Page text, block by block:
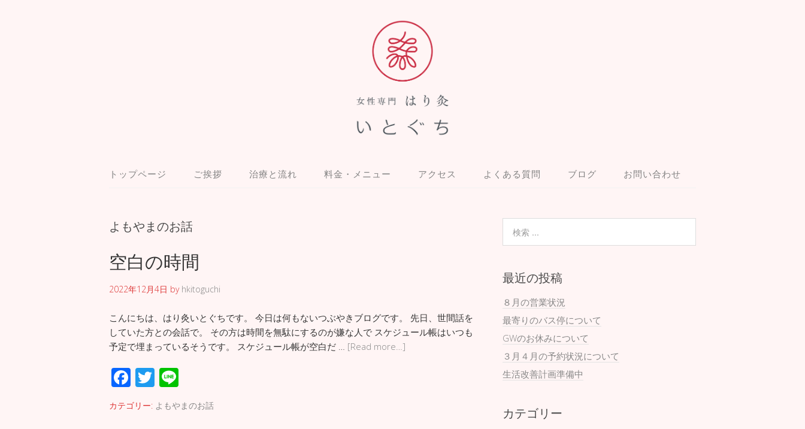
トップページ ご挨拶 治療と流れ 料金・メニュー アクセス よくある質問 ブログ お問い合わせ
よもやまのお話
空白の時間
2022年12月4日 by hkitoguchi
こんにちは、はり灸いとぐちです。 今日は何もないつぶやきブログです。 先日、世間話を
していた方との会話で。 その方は時間を無駄にするのが嫌な人で スケジュール帳はいつも
予定で埋まっているそうです。 スケジュール帳が空白だ … [Read more…]
F
ac
e
T
wi
tt
n
e
カテゴリー: よもやまのお話
最近の投稿
８月の営業状況
最寄りのバス停について
GWのお休みについて
３月４月の予約状況について
生活改善計画準備中
カテゴリー